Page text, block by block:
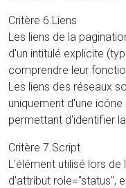
Critère 6.Liens
Les liens de la
d'un intitulé explicite
comprendre leur
Les liens des réseaux
uniquement d'une
permettant d'identifier
Critère 7.Script
L'élément utilisé lors de
d'attribut role="status",